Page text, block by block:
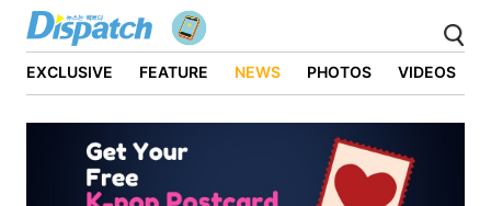
EXCLUSIVE FEATURE NEWS PHOTOS VIDEOS